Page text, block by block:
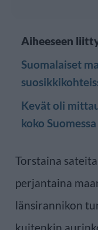
Aiheeseen
Suomalaiset
Kevät oli
koko Suomessa
Torstaina
perjantaina
länsirannikon